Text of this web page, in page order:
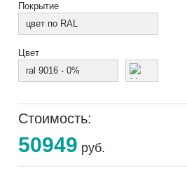
Покрытие
цвет по RAL
Цвет
ral 9016 - 0%
Стоимость:
50949 руб.